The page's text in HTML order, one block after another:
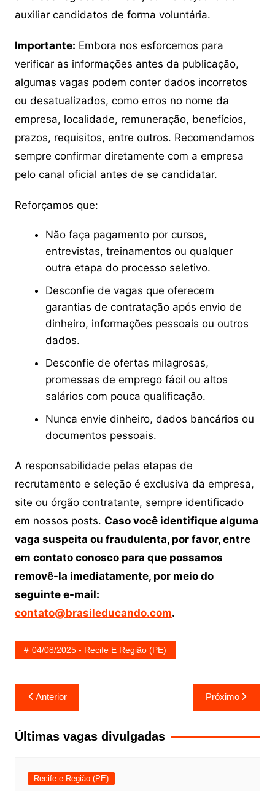
auxiliar candidatos de forma voluntária.
Importante: Embora nos esforcemos para
verificar as informações antes da publicação,
algumas vagas podem conter dados incorretos
ou desatualizados, como erros no nome da
empresa, localidade, remuneração, benefícios,
prazos, requisitos, entre outros. Recomendamos
sempre confirmar diretamente com a empresa
pelo canal oficial antes de se candidatar.
Reforçamos que:
Não faça pagamento por cursos,
entrevistas, treinamentos ou qualquer
outra etapa do processo seletivo.
Desconfie de vagas que oferecem
garantias de contratação após envio de
dinheiro, informações pessoais ou outros
dados.
Desconfie de ofertas milagrosas,
promessas de emprego fácil ou altos
salários com pouca qualificação.
Nunca envie dinheiro, dados bancários ou
documentos pessoais.
A responsabilidade pelas etapas de
recrutamento e seleção é exclusiva da empresa,
site ou órgão contratante, sempre identificado
em nossos posts. Caso você identifique alguma
vaga suspeita ou fraudulenta, por favor, entre
em contato conosco para que possamos
removê-la imediatamente, por meio do
seguinte e-mail:
contato@brasileducando.com.
04/08/2025 - Recife E Região (PE)
Navegação
de
Post
Anterior Próximo
Últimas vagas divulgadas
Recife e Região (PE)